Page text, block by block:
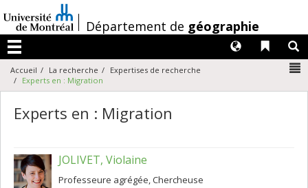
au
contenu
/Département de géographie
Menu
Liens
Langues
Accueil La recherche
Expertises de recherche
Experts en : Migration
Experts en : Migration
JOLIVET, Violaine
Professeure agrégée, Chercheuse